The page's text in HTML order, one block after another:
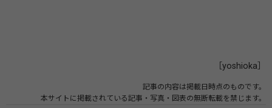
［yoshioka］
記事の内容は掲載日時点のものです。
本サイトに掲載されている記事・写真・図表の無断転載を禁じます。